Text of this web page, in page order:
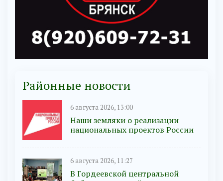
Районные новости
6 августа 2026, 13:00
Наши земляки о реализации
национальных проектов России
6 августа 2026, 11:27
В Гордеевской центральной